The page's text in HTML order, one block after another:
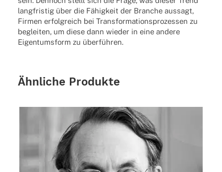
langfristig über die Fähigkeit der Branche aussagt,
Firmen erfolgreich bei Transformationsprozessen zu
begleiten, um diese dann wieder in eine andere
Eigentumsform zu überführen.
Ähnliche Produkte